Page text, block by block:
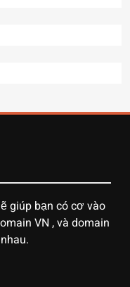
giúp bạn có cơ vào
VN , và domain
biển hay đường
1688 bị lỗ
vốn ít?